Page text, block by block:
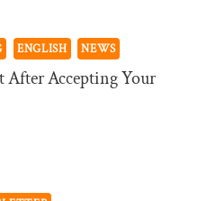
ENGLISH NEWS
After Accepting Your